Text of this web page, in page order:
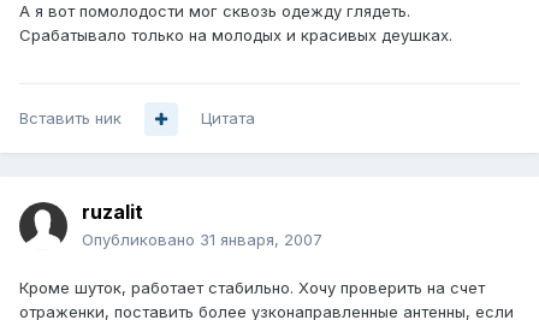
А я вот помолодости мог сквозь одежду глядеть.
Срабатывало только на молодых и красивых деушках.
Вставить ник Цитата
ruzalit
Опубликовано 31 января, 2007
Кроме шуток, работает стабильно. Хочу проверить на счет
отраженки, поставить более узконаправленные антенны, если